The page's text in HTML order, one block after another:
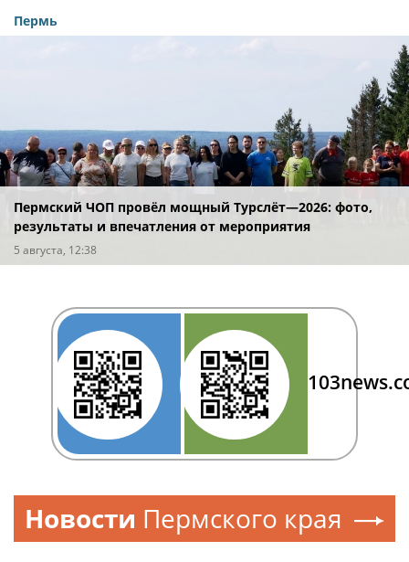
Пермь
Пермский ЧОП провёл мощный Турслёт—2026: фото,
результаты и впечатления от мероприятия
5 августа, 12:38
Новости Пермского края